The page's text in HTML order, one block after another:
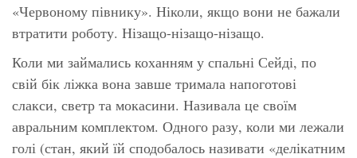
«Червоному півнику». Ніколи, якщо вони не бажали
втратити роботу. Нізащо-нізащо-нізащо.
Коли ми займались коханням у спальні Сейді, по
свій бік ліжка вона завше тримала напоготові
слакси, светр та мокасини. Називала це своїм
авральним комплектом. Одного разу, коли ми лежали
голі (стан, який їй сподобалось називати «делікатним